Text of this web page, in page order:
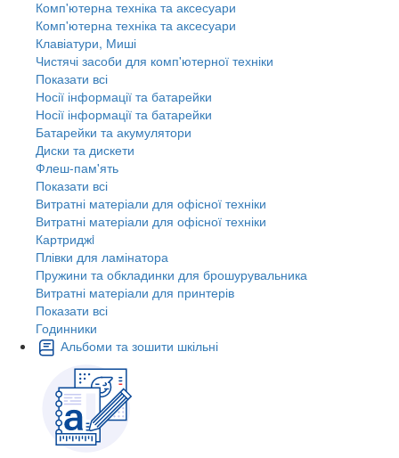
Комп'ютерна техніка та аксесуари
Комп'ютерна техніка та аксесуари
Клавіатури, Миші
Чистячі засоби для комп'ютерної техніки
Показати всі
Носії інформації та батарейки
Носії інформації та батарейки
Батарейки та акумулятори
Диски та дискети
Флеш-пам'ять
Показати всі
Витратні матеріали для офісної техніки
Витратні матеріали для офісної техніки
Картриджi
Плівки для ламінатора
Пружини та обкладинки для брошурувальника
Витратні матеріали для принтерів
Показати всі
Годинники
Альбоми та зошити шкільні